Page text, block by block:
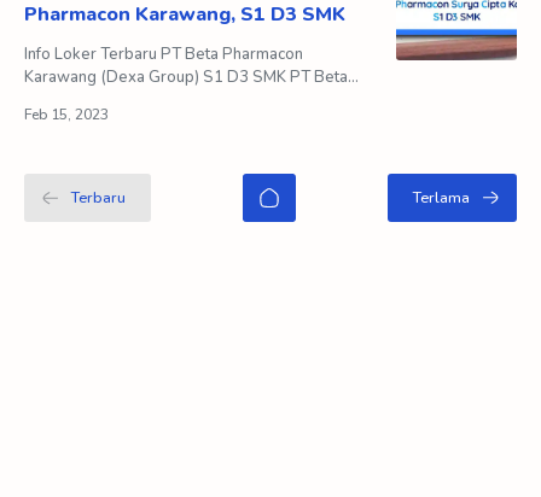
Pharmacon Karawang, S1 D3 SMK
Info Loker Terbaru PT Beta Pharmacon
Karawang (Dexa Group) S1 D3 SMK PT Beta
Group yang berperan dan berkont…